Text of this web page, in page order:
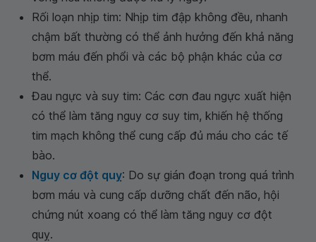
Rối loạn nhịp tim: Nhịp tim đập không đều, nhanh
chậm bất thường có thể ảnh hưởng đến khả năng
bơm máu đến phổi và các bộ phận khác của cơ
thể.
Đau ngực và suy tim: Các cơn đau ngực xuất hiện
có thể làm tăng nguy cơ suy tim, khiến hệ thống
tim mạch không thể cung cấp đủ máu cho các tế
bào.
Nguy cơ đột quỵ: Do sự gián đoạn trong quá trình
bơm máu và cung cấp dưỡng chất đến não, hội
chứng nút xoang có thể làm tăng nguy cơ đột
quỵ.